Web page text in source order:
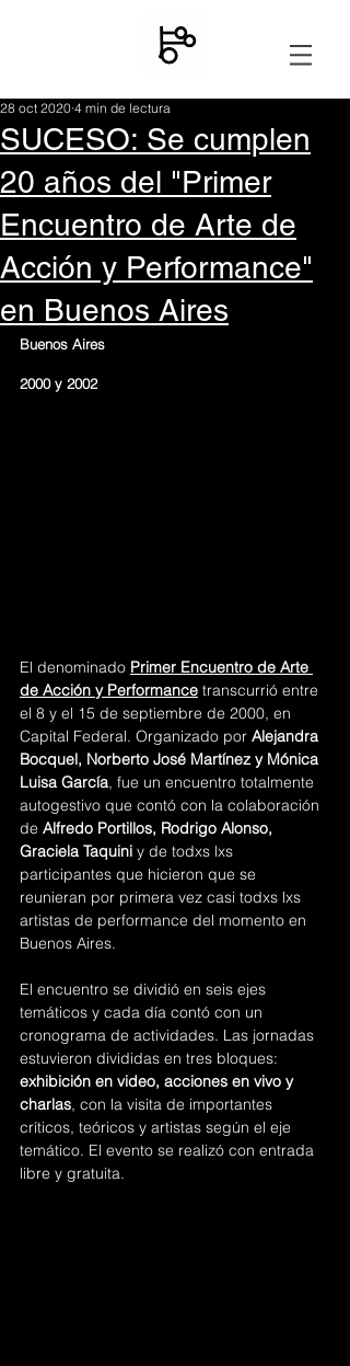
SUCESO: Se cumplen
20 años del "Primer
Encuentro de Arte de
Acción y Performance"
en Buenos Aires
28 oct 2020 4 min de lectura
Buenos Aires
2000 y 2002
El denominado Primer Encuentro de Arte
de Acción y Performance transcurrió entre
el 8 y el 15 de septiembre de 2000, en
Capital Federal. Organizado por Alejandra
Bocquel, Norberto José Martínez y Mónica
Luisa García, fue un encuentro totalmente
autogestivo que contó con la colaboración
de Alfredo Portillos, Rodrigo Alonso,
Graciela Taquini y de todxs lxs
participantes que hicieron que se
reunieran por primera vez casi todxs lxs
artistas de performance del momento en
Buenos Aires.
El encuentro se dividió en seis ejes
temáticos y cada día contó con un
cronograma de actividades. Las jornadas
estuvieron divididas en tres bloques:
exhibición en video, acciones en vivo y
charlas, con la visita de importantes
críticos, teóricos y artistas según el eje
temático. El evento se realizó con entrada
libre y gratuita.